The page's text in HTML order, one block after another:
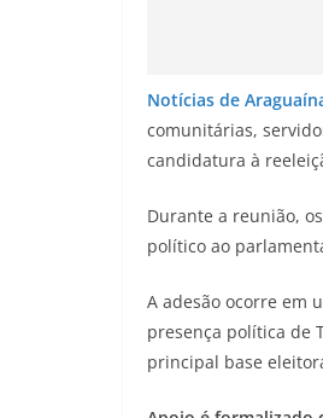
Notícias de
comunitárias,
candidatura à
Durante a reunião,
político ao
A adesão ocorre em
presença política de
principal base